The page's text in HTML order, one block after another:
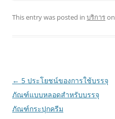
This entry was posted in บริการon
Post
navigation
← 5 ประโยชน์ของการใช้บรรจุ
ภัณฑ์แบบหลอดสำหรับบรรจุ
ภัณฑ์กระปุกครีม